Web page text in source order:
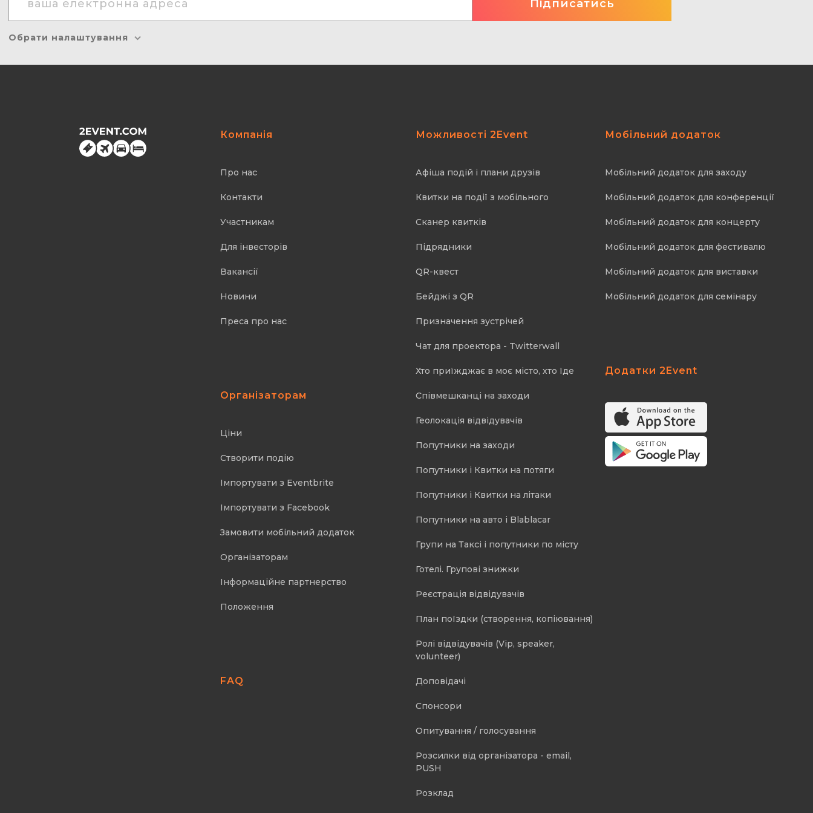
Обрати налаштування
Компанія
Про нас
Контакти
Участникам
Для інвесторів
Вакансії
Новини
Преса про нас
Організаторам
Ціни
Створити подію
Імпортувати з Eventbrite
Імпортувати з Facebook
Замовити мобільний додаток
Організаторам
Інформаційне партнерство
Положення
FAQ
Можливості 2Event
Афіша подій і плани друзів
Квитки на події з мобільного
Cканер квитків
Підрядники
QR-квест
Бейджі з QR
Призначення зустрічей
Чат для проектора - Twitterwall
Хто приїжджає в моє місто, хто їде
Співмешканці на заходи
Геолокація відвідувачів
Попутники на заходи
Попутники і Квитки на потяги
Попутники і Квитки на літаки
Попутники на авто і Blablacar
Групи на Таксі і попутники по місту
Готелі. Групові знижки
Реєстрація відвідувачів
План поїздки (створення, копіювання)
Ролі відвідувачів (Vip, speaker,
volunteer)
Доповідачі
Спонсори
Опитування / голосування
Розсилки від організатора - email,
PUSH
Розклад
Мобільний додаток
Мобільний додаток для заходу
Мобільний додаток для конференції
Мобільний додаток для концерту
Мобільний додаток для фестивалю
Мобільний додаток для виставки
Мобільний додаток для семінару
Додатки 2Event